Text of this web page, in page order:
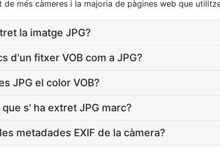
més càmeres i la majoria de pàgines web que
la imatge JPG?
d'un fitxer VOB com a JPG?
JPG el color VOB?
s' ha extret JPG marc?
metadades EXIF de la càmera?